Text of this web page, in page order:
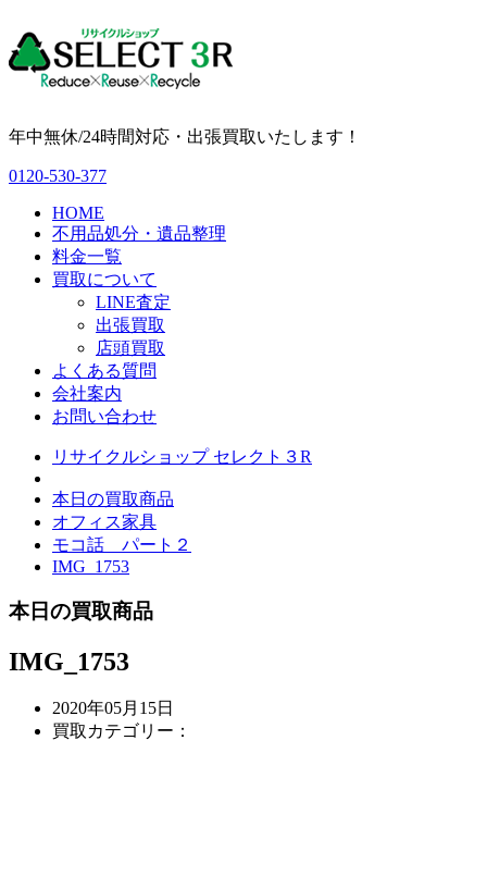
年中無休/24時間対応・出張買取いたします！
0120-530-377
HOME
不用品処分・遺品整理
料金一覧
買取について
LINE査定
出張買取
店頭買取
よくある質問
会社案内
お問い合わせ
リサイクルショップ セレクト３R
本日の買取商品
オフィス家具
モコ話 パート２
IMG_1753
本日の買取商品
IMG_1753
2020年05月15日
買取カテゴリー：